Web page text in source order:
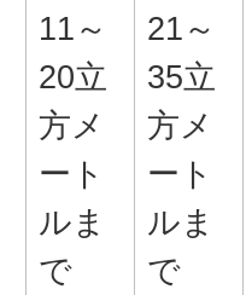
11～
20立
方メ
ート
ルま
で
21～
35立
方メ
ート
ルま
で